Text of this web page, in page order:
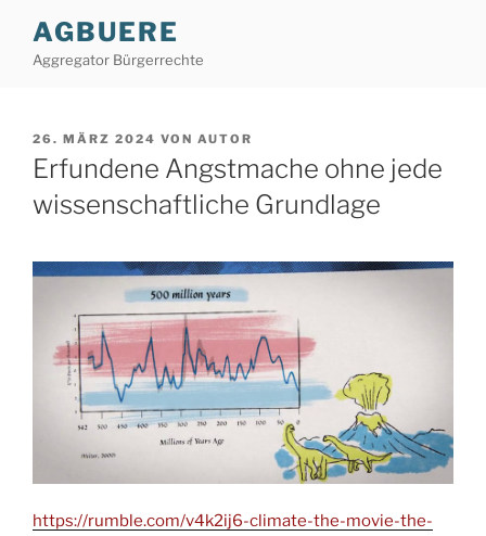
Inhalt
springen
AGBUERE
Aggregator Bürgerrechte
VERÖFFENTLICHT
AM
26. MÄRZ 2024 VON AUTOR
Erfundene Angstmache ohne jede
wissenschaftliche Grundlage
https://rumble.com/v4k2ij6-climate-the-movie-the-